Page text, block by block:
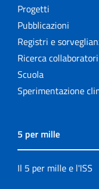
Progetti
Pubblicazioni
Registri e
Ricerca collaboratori
Scuola
Sperimentazione
5 per mille
Il 5 per mille e l'ISS